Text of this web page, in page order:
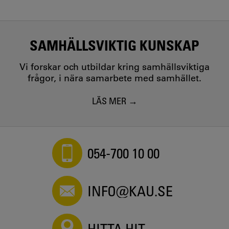
SAMHÄLLSVIKTIG KUNSKAP
Vi forskar och utbildar kring samhällsviktiga
frågor, i nära samarbete med samhället.
LÄS MER
054-700 10 00
INFO@KAU.SE